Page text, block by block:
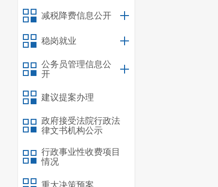
减税降费信息公开
稳岗就业
公务员管理信息公
开
建议提案办理
政府接受法院行政法
律文书机构公示
行政事业性收费项目
情况
重大决策预案